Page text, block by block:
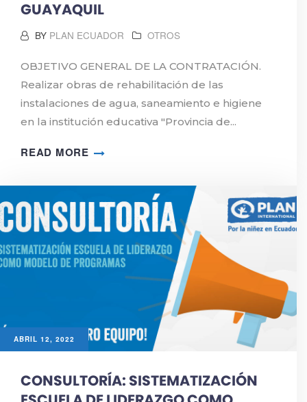
GUAYAQUIL
BY PLAN ECUADOR OTROS
OBJETIVO GENERAL DE LA CONTRATACIÓN.
Realizar obras de rehabilitación de las
instalaciones de agua, saneamiento e higiene
en la institución educativa "Provincia de...
READ MORE
ABRIL 12, 2022
CONSULTORÍA: SISTEMATIZACIÓN